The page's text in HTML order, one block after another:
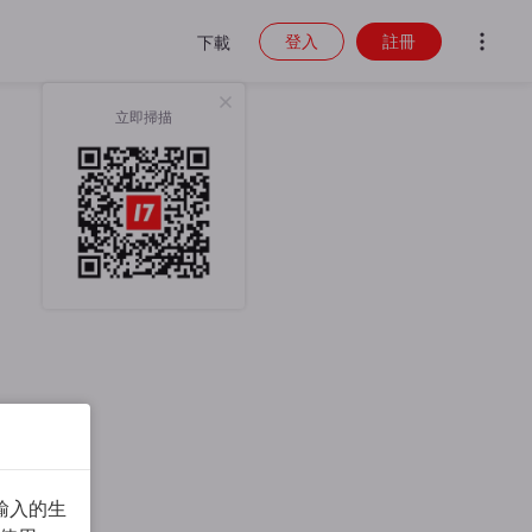
下載
立即掃描
登入 註冊
入的生